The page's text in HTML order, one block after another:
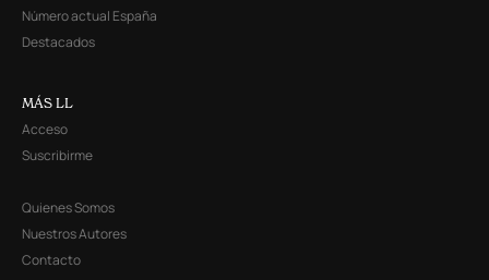
Número actual España
Destacados
MÁS LL
Acceso
Suscribirme
Quienes Somos
Nuestros Autores
Contacto